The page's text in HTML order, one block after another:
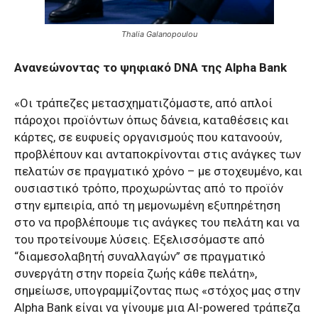
Thalia Galanopoulou
Ανανεώνοντας το ψηφιακό DNA της Alpha Bank
«Οι τράπεζες μετασχηματιζόμαστε, από απλοί
πάροχοι προϊόντων όπως δάνεια, καταθέσεις και
κάρτες, σε ευφυείς οργανισμούς που κατανοούν,
προβλέπουν και ανταποκρίνονται στις ανάγκες των
πελατών σε πραγματικό χρόνο – με στοχευμένο, και
ουσιαστικό τρόπο, προχωρώντας από το προϊόν
στην εμπειρία, από τη μεμονωμένη εξυπηρέτηση
στο να προβλέπουμε τις ανάγκες του πελάτη και να
του προτείνουμε λύσεις. Εξελισσόμαστε από
“διαμεσολαβητή συναλλαγών” σε πραγματικό
συνεργάτη στην πορεία ζωής κάθε πελάτη»,
σημείωσε, υπογραμμίζοντας πως «στόχος μας στην
Alpha Bank είναι να γίνουμε μια AI-powered τράπεζα